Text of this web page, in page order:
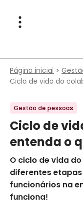
Menu Principal
Abrir Menu
Página inicial
Ciclo de vida do
Gestão de pessoas
Ciclo de
entenda o
O ciclo de vida
diferentes
funcionários na
funciona!